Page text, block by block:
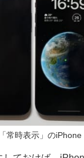
常時表示」のiPhone